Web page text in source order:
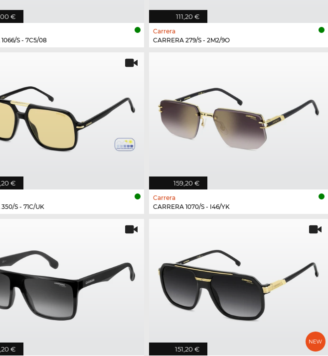
€
S - 7C5/08
111,20 €
Carrera
CARRERA 279/S - 2M2/9O
€
S - 71C/UK
159,20 €
Carrera
CARRERA 1070/S - I46/YK
€ 151,20 €